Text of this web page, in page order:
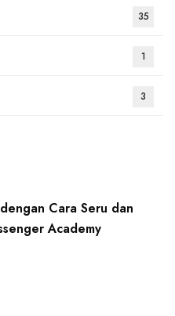
35
1
3
Cara Seru dan
Academy